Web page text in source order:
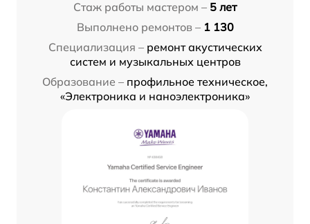
Стаж работы мастером – 5 лет
Выполнено ремонтов – 1 130
Специализация – ремонт акустических
систем и музыкальных центров
Образование – профильное техническое,
«Электроника и наноэлектроника»